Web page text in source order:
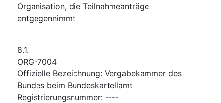
Organisation, die Teilnahmeanträge
entgegennimmt
8.1.
ORG-7004
Offizielle Bezeichnung: Vergabekammer des
Bundes beim Bundeskartellamt
Registrierungsnummer: ----